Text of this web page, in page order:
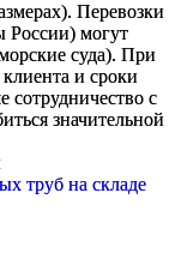
Перевозки
России) могут
суда). При
и сроки
сотрудничество с
значительной